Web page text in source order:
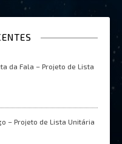
da Fala – Projeto de Lista
– Projeto de Lista Unitária